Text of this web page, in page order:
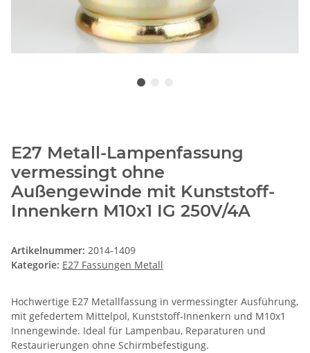
E27 Metall-Lampenfassung
vermessingt ohne
Außengewinde mit Kunststoff-
Innenkern M10x1 IG 250V/4A
Artikelnummer: 2014-1409
Kategorie: E27 Fassungen Metall
Hochwertige E27 Metallfassung in vermessingter Ausführung,
mit gefedertem Mittelpol, Kunststoff-Innenkern und M10x1
Innengewinde. Ideal für Lampenbau, Reparaturen und
Restaurierungen ohne Schirmbefestigung.